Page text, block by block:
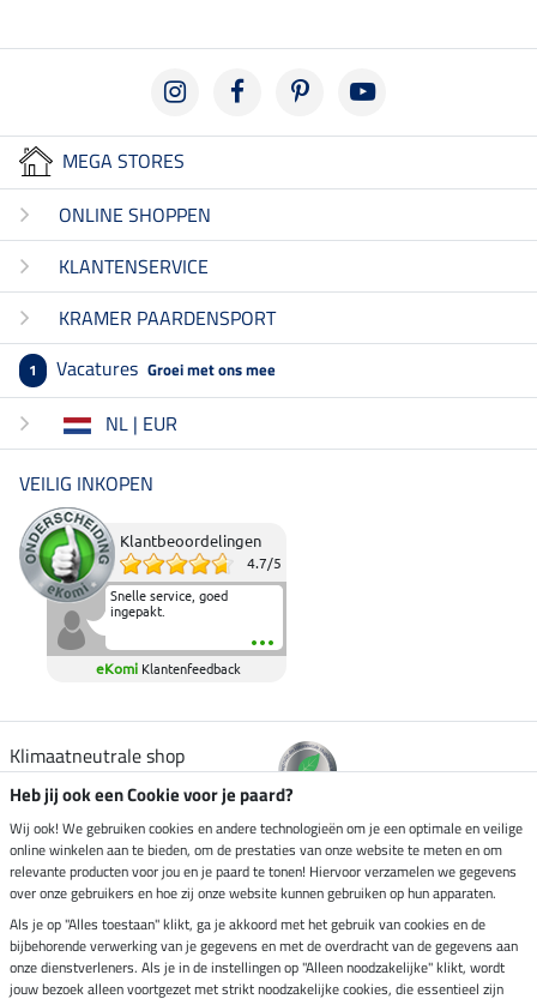
MEGA STORES
ONLINE SHOPPEN
KLANTENSERVICE
KRAMER PAARDENSPORT
1 Vacatures Groei met ons mee
NL | EUR
VEILIG INKOPEN
Klantbeoordelingen
4.7/5
Snelle service, goed
ingepakt.
eKomi Klantenfeedback
Klimaatneutrale shop
Verzending per
Veilig betalen met
Heb jij ook een Cookie voor je paard?
Wij ook! We gebruiken cookies en andere technologieën om je een optimale en veilige
online winkelen aan te bieden, om de prestaties van onze website te meten en om
relevante producten voor jou en je paard te tonen! Hiervoor verzamelen we gegevens
over onze gebruikers en hoe zij onze website kunnen gebruiken op hun apparaten.
Als je op "Alles toestaan" klikt, ga je akkoord met het gebruik van cookies en de
bijbehorende verwerking van je gegevens en met de overdracht van de gegevens aan
onze dienstverleners. Als je in de instellingen op "Alleen noodzakelijke" klikt, wordt
jouw bezoek alleen voortgezet met strikt noodzakelijke cookies, die essentieel zijn